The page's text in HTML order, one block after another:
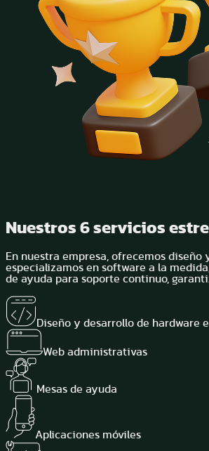
Nuestros 6 servicios
En nuestra empresa, ofrecemos
especializamos en software a la
de ayuda para soporte continuo,
Diseño y desarrollo de hardware
Web administrativas
Mesas de ayuda
Aplicaciones móviles